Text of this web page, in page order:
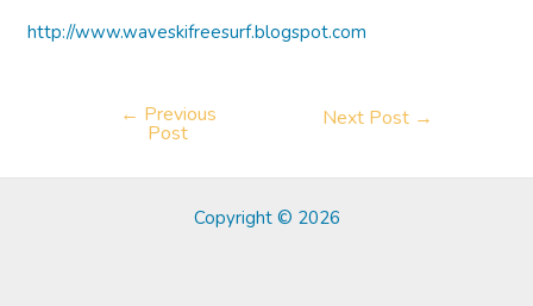
http://www.waveskifreesurf.blogspot.com
← Previous
Post
Next Post →
Copyright © 2026